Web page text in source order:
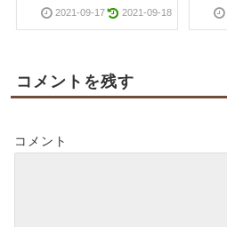
2021-09-17 2021-09-18
コメントを残す
コメント